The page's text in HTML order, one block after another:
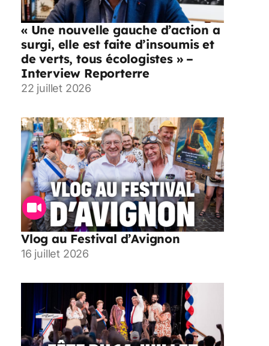
« Une nouvelle gauche d’action a
surgi, elle est faite d’insoumis et
de verts, tous écologistes » –
Interview Reporterre
22 juillet 2026
Vlog au Festival d’Avignon
16 juillet 2026